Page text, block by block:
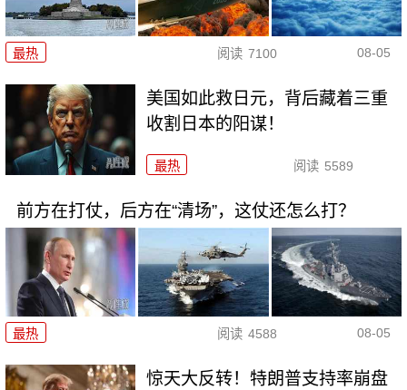
最热 阅读 7100 08-05
美国如此救日元，背后藏着三重
收割日本的阳谋！
最热 阅读 5589
前方在打仗，后方在“清场”，这仗还怎么打？
最热 阅读 4588 08-05
惊天大反转！特朗普支持率崩盘